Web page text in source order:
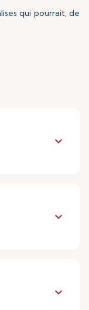
qui pourrait, de
keyboard_arrow_down
keyboard_arrow_down
keyboard_arrow_down